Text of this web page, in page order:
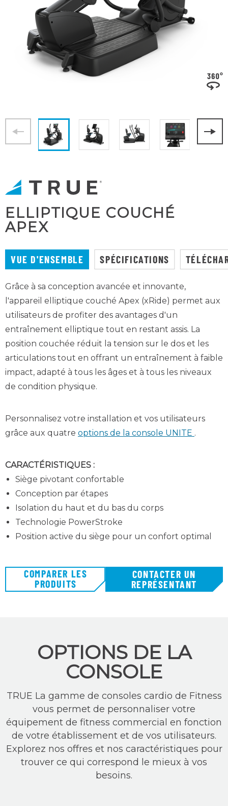
ELLIPTIQUE COUCHÉ
APEX
VUE D'ENSEMBLE SPÉCIFICATIONS
Grâce à sa conception avancée et innovante,
l'appareil elliptique couché Apex (xRide) permet aux
utilisateurs de profiter des avantages d'un
entraînement elliptique tout en restant assis. La
position couchée réduit la tension sur le dos et les
articulations tout en offrant un entraînement à faible
impact, adapté à tous les âges et à tous les niveaux
de condition physique.
Personnalisez votre installation et vos utilisateurs
grâce aux quatre options de la console UNITE .
CARACTÉRISTIQUES :
Siège pivotant confortable
Conception par étapes
Isolation du haut et du bas du corps
Technologie PowerStroke
Position active du siège pour un confort optimal
COMPARER LES
PRODUITS
CONTACTER UN
REPRÉSENTANT
OPTIONS DE LA
CONSOLE
TRUE La gamme de consoles cardio de Fitness
vous permet de personnaliser votre
équipement de fitness commercial en fonction
de votre établissement et de vos utilisateurs.
Explorez nos offres et nos caractéristiques pour
trouver ce qui correspond le mieux à vos
besoins.